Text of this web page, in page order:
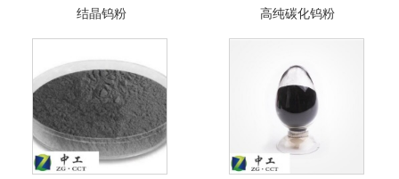
结晶钨粉 高纯碳化钨粉